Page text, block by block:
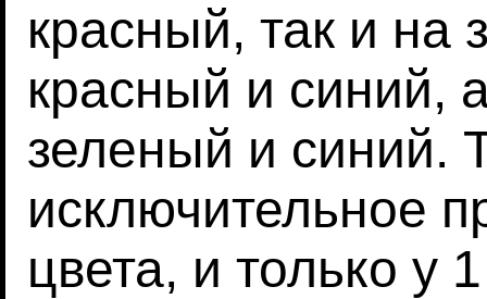
красный, так и на
красный и синий,
зеленый и синий.
исключительное
цвета, и только у